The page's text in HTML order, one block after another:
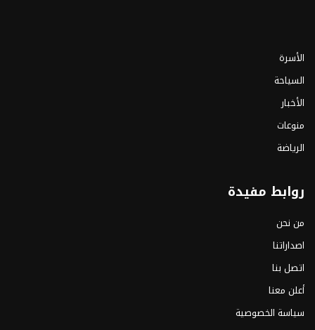
الأسرة
السياحة
الأخبار
منوعات
الرياضة
روابط مفيدة
من نحن
اصداراتنا
اتصل بنا
أعلن معنا
سياسة الخصوصية